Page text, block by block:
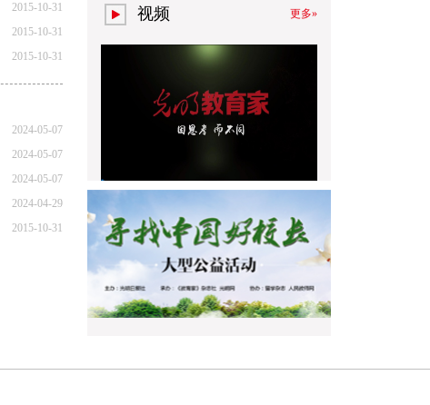
2015-10-31
2015-10-31
2015-10-31
2024-05-07
2024-05-07
2024-05-07
2024-04-29
2015-10-31
视频 更多»